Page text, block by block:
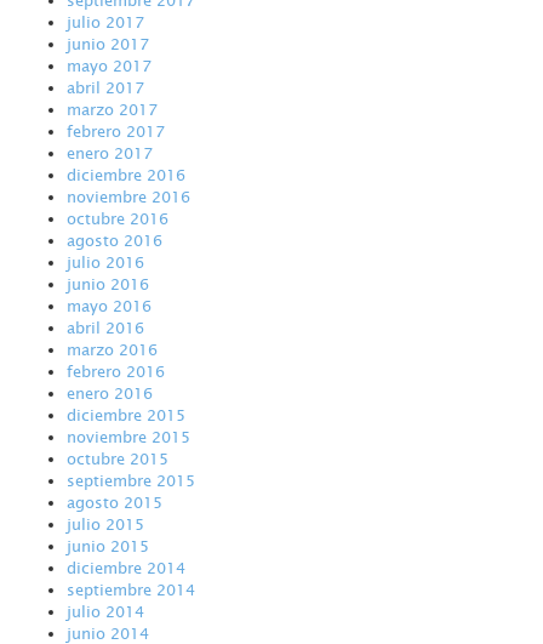
julio 2017
junio 2017
mayo 2017
abril 2017
marzo 2017
febrero 2017
enero 2017
diciembre 2016
noviembre 2016
octubre 2016
agosto 2016
julio 2016
junio 2016
mayo 2016
abril 2016
marzo 2016
febrero 2016
enero 2016
diciembre 2015
noviembre 2015
octubre 2015
septiembre 2015
agosto 2015
julio 2015
junio 2015
diciembre 2014
septiembre 2014
julio 2014
junio 2014